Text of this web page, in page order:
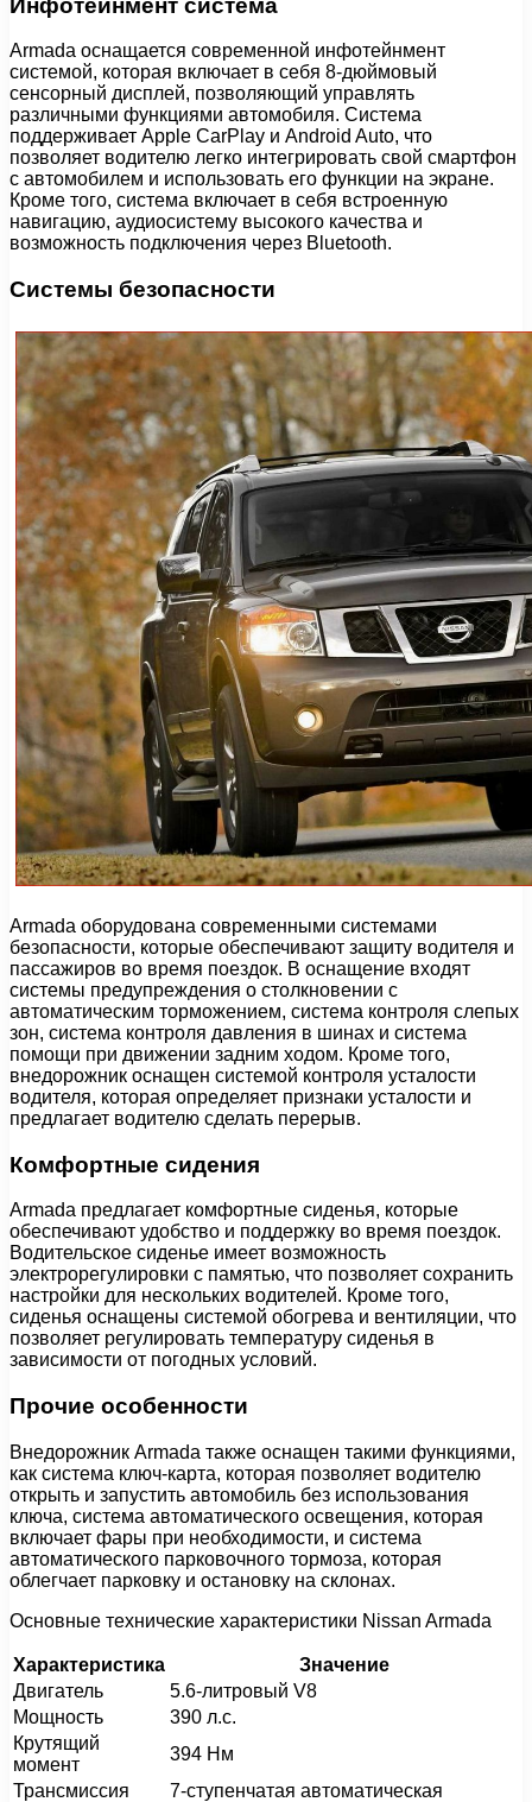
Armada оснащается современной инфотейнмент
системой, которая включает в себя 8-дюймовый
сенсорный дисплей, позволяющий управлять
различными функциями автомобиля. Система
поддерживает Apple CarPlay и Android Auto, что
позволяет водителю легко интегрировать свой смартфон
с автомобилем и использовать его функции на экране.
Кроме того, система включает в себя встроенную
навигацию, аудиосистему высокого качества и
возможность подключения через Bluetooth.
Системы безопасности
Armada оборудована современными системами
безопасности, которые обеспечивают защиту водителя и
пассажиров во время поездок. В оснащение входят
системы предупреждения о столкновении с
автоматическим торможением, система контроля слепых
зон, система контроля давления в шинах и система
помощи при движении задним ходом. Кроме того,
внедорожник оснащен системой контроля усталости
водителя, которая определяет признаки усталости и
предлагает водителю сделать перерыв.
Комфортные сидения
Armada предлагает комфортные сиденья, которые
обеспечивают удобство и поддержку во время поездок.
Водительское сиденье имеет возможность
электрорегулировки с памятью, что позволяет сохранить
настройки для нескольких водителей. Кроме того,
сиденья оснащены системой обогрева и вентиляции, что
позволяет регулировать температуру сиденья в
зависимости от погодных условий.
Прочие особенности
Внедорожник Armada также оснащен такими функциями,
как система ключ-карта, которая позволяет водителю
открыть и запустить автомобиль без использования
ключа, система автоматического освещения, которая
включает фары при необходимости, и система
автоматического парковочного тормоза, которая
облегчает парковку и остановку на склонах.
Основные технические характеристики Nissan Armada
Характеристика
Значение
Двигатель
5.6-литровый V8
Мощность
390 л.с.
Крутящий
момент
394 Нм
Трансмиссия
7-ступенчатая автоматическая